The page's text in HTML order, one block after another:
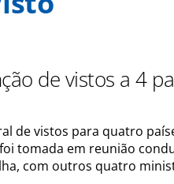
de vistos a 4
de vistos para quatro
tomada em reunião
com outros quatro